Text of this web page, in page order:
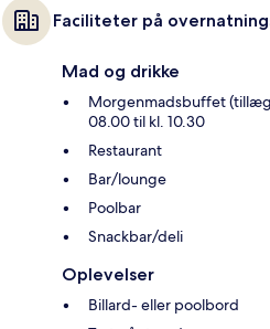
Faciliteter på
Mad og drikke
Morgenmadsbuffet
08.00 til kl. 10.30
Restaurant
Bar/lounge
Poolbar
Snackbar/deli
Oplevelser
Billard- eller poolbord